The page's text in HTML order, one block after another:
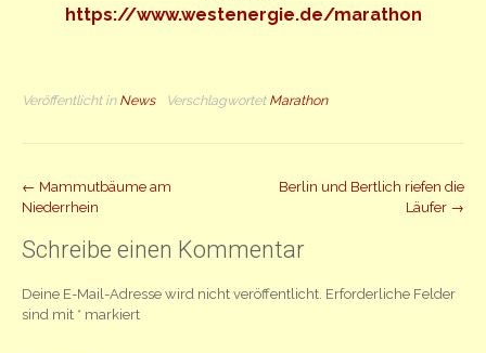
https://www.westenergie.de/marathon
Veröffentlicht in News Verschlagwortet Marathon
Beitrag
← Mammutbäume am
Niederrhein
Berlin und Bertlich riefen die
Läufer →
Schreibe einen Kommentar
Deine E-Mail-Adresse wird nicht veröffentlicht. Erforderliche Felder
sind mit * markiert